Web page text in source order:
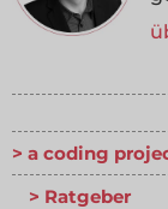
a coding
Ratgeber